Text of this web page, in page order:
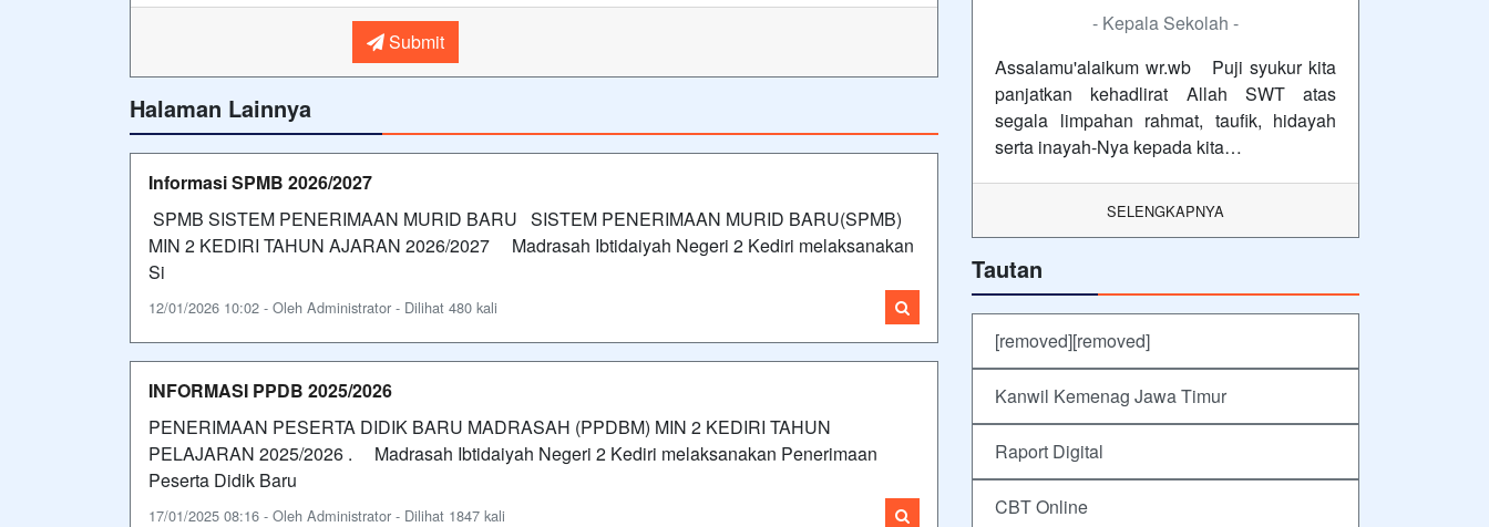
Submit
Halaman Lainnya
Informasi SPMB 2026/2027
SPMB SISTEM PENERIMAAN MURID BARU SISTEM PENERIMAAN MURID BARU(SPMB)
MIN 2 KEDIRI TAHUN AJARAN 2026/2027 Madrasah Ibtidaiyah Negeri 2 Kediri melaksanakan
Si
12/01/2026 10:02 - Oleh Administrator - Dilihat 480 kali
INFORMASI PPDB 2025/2026
PENERIMAAN PESERTA DIDIK BARU MADRASAH (PPDBM) MIN 2 KEDIRI TAHUN
PELAJARAN 2025/2026 . Madrasah Ibtidaiyah Negeri 2 Kediri melaksanakan Penerimaan
Peserta Didik Baru
17/01/2025 08:16 - Oleh Administrator - Dilihat 1847 kali
- Kepala Sekolah -
Assalamu'alaikum wr.wb Puji syukur kita
panjatkan kehadlirat Allah SWT atas
segala limpahan rahmat, taufik, hidayah
serta inayah-Nya kepada kita…
SELENGKAPNYA
Tautan
[removed][removed]
Kanwil Kemenag Jawa Timur
Raport Digital
CBT Online